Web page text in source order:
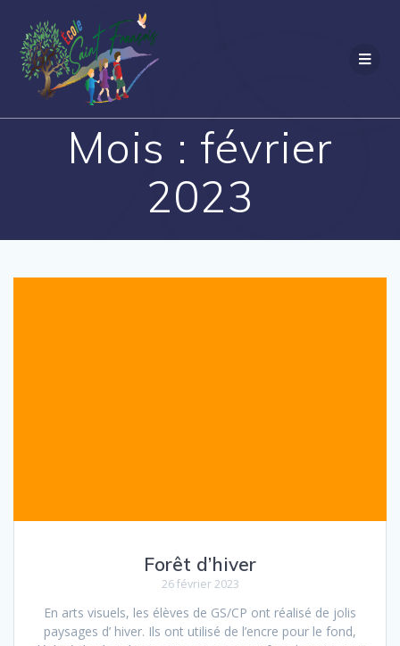
Mois : février
2023
Forêt d’hiver
26 février 2023
En arts visuels, les élèves de GS/CP ont réalisé de jolis
paysages d’ hiver. Ils ont utilisé de l’encre pour le fond,